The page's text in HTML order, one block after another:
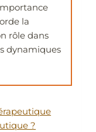
la
rôle dans
dynamiques
?